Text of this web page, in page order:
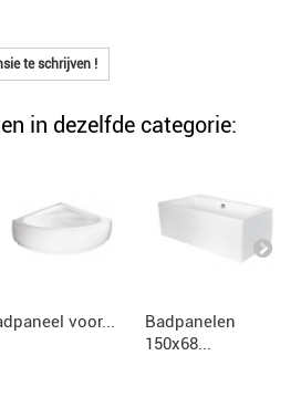
te schrijven !
in dezelfde categorie:
voor...
Badpanelen
150x68...